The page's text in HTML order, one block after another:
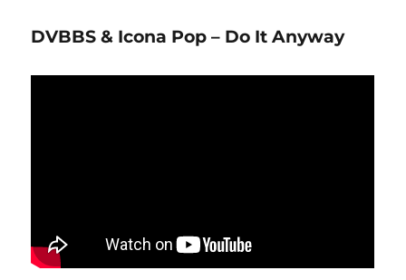
DVBBS & Icona Pop – Do It Anyway